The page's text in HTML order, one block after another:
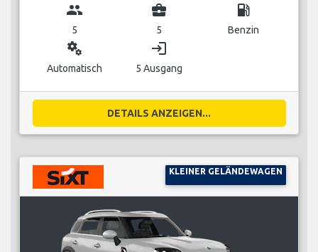
group
5
business_center
5
local_gas_station
Benzin
miscellaneous_services
Automatisch
login
5 Ausgang
DETAILS ANZEIGEN...
KLEINER GELÄNDEWAGEN